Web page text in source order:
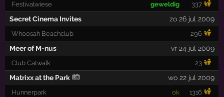
Festivalwiese geweldig 337
Secret Cinema Invites zo 26 jul 2009
Whoosah Beachclub 296
Meer of M-nus vr 24 jul 2009
Club Catwalk 23
Matrixx at the Park wo 22 jul 2009
Hunnerpark ok 1316